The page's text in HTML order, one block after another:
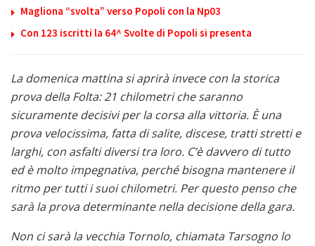
Magliona “svolta” verso Popoli con la Np03
Con 123 iscritti la 64^ Svolte di Popoli si presenta
La domenica mattina si aprirà invece con la storica
prova della Folta: 21 chilometri che saranno
sicuramente decisivi per la corsa alla vittoria. È una
prova velocissima, fatta di salite, discese, tratti stretti e
larghi, con asfalti diversi tra loro. C’è davvero di tutto
ed è molto impegnativa, perché bisogna mantenere il
ritmo per tutti i suoi chilometri. Per questo penso che
sarà la prova determinante nella decisione della gara.
Non ci sarà la vecchia Tornolo, chiamata Tarsogno lo